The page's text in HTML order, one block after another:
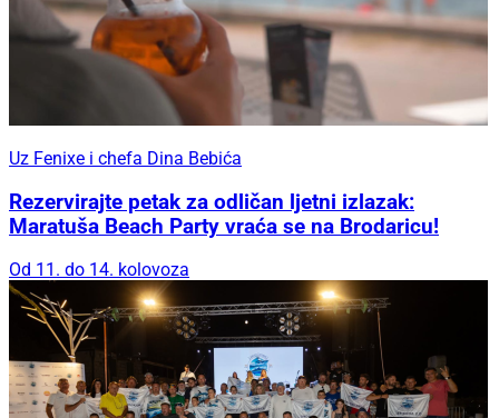
Uz Fenixe i chefa Dina Bebića
Rezervirajte petak za odličan ljetni izlazak:
Maratuša Beach Party vraća se na Brodaricu!
Od 11. do 14. kolovoza